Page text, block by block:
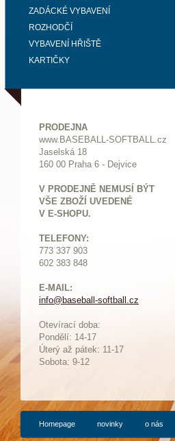
ZADÁCKÉ VYBAVENÍ
ROZHODČÍ
VYBAVENÍ HŘIŠTĚ
KARTIČKY
PRODEJNA
www.BASEBALL-SOFTBALL.cz
Jaselská 18
160 00 Praha 6 - Dejvice
V PRODEJNĚ NEMUSÍ BÝT
VŠE ZBOŽÍ UVEDENÉ
V E-SHOPU.
TELEFONY:
773 337 903
602 383 848
E-MAIL:
info@baseball-softball.cz
Otevírací doba:
Pondělí: 14-17
Úterý až pátek: 11-17
Sobota: 9-12
Homepage novinky o nás